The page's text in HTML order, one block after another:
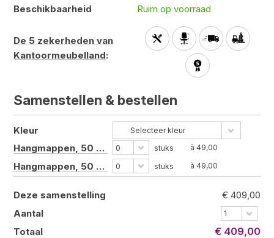
Beschikbaarheid
Ruim op voorraad
De 5 zekerheden van
Kantoormeubelland:
Samenstellen & bestellen
Kleur Selecteer kleur
Hangmappen, 50 stuks (folio) 0 stuks à 49,00
Hangmappen, 50 stuks (A4) 0 stuks à 49,00
Deze samenstelling
€ 409,00
Aantal
1
Totaal € 409,00